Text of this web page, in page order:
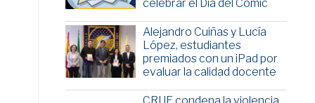
celebrar el Día del Cómic
Alejandro Cuiñas y Lucía
López, estudiantes
premiados con un iPad por
evaluar la calidad docente